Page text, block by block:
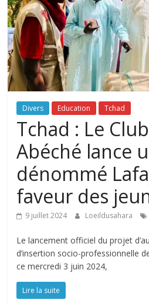
Divers Education Tchad
Tchad : Le
Abéché lance
dénommé
faveur des
9 juillet 2024 Loeildusahara
Le lancement officiel du projet
d’insertion socio-professionnelle
ce mercredi 3 juin 2024,
Lire la suite